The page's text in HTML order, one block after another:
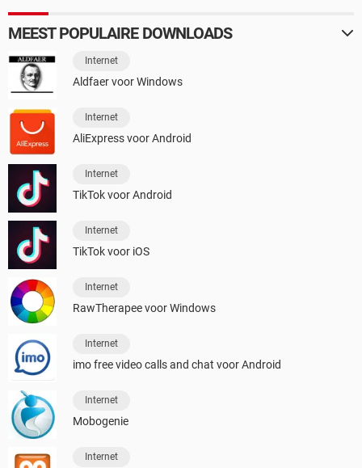
MEEST POPULAIRE DOWNLOADS
Internet
Aldfaer voor Windows
Internet
AliExpress voor Android
Internet
TikTok voor Android
Internet
TikTok voor iOS
Internet
RawTherapee voor Windows
Internet
imo free video calls and chat voor Android
Internet
Mobogenie
Internet